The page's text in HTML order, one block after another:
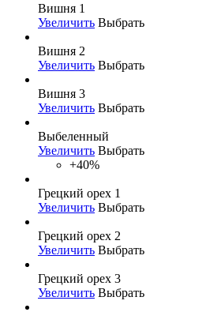
Вишня 1
Увеличить Выбрать
Вишня 2
Увеличить Выбрать
Вишня 3
Увеличить Выбрать
Выбеленный
Увеличить Выбрать
+40%
Грецкий орех 1
Увеличить Выбрать
Грецкий орех 2
Увеличить Выбрать
Грецкий орех 3
Увеличить Выбрать